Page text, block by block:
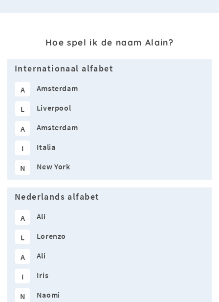
Hoe spel ik de naam Alain?
Internationaal alfabet
A Amsterdam
L Liverpool
A Amsterdam
I Italia
N New York
Nederlands alfabet
A Ali
L Lorenzo
A Ali
I Iris
N Naomi